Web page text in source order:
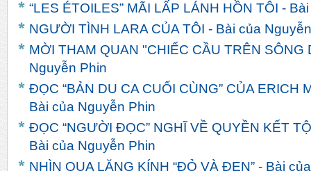
“LES ÉTOILES” MÃI LẤP LÁNH HỒN TÔI -
NGƯỜI TÌNH LARA CỦA TÔI - Bài của
MỜI THAM QUAN "CHIẾC CẦU TRÊN SÔNG
Nguyễn Phin
ĐỌC “BẢN DU CA CUỐI CÙNG” CỦA ERICH
Bài của Nguyễn Phin
ĐỌC “NGƯỜI ĐỌC” NGHĨ VỀ QUYỀN KẾT
Bài của Nguyễn Phin
NHÌN QUA LĂNG KÍNH “ĐỎ VÀ ĐEN” - Bài